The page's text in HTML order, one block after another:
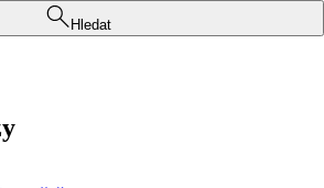
Hledat